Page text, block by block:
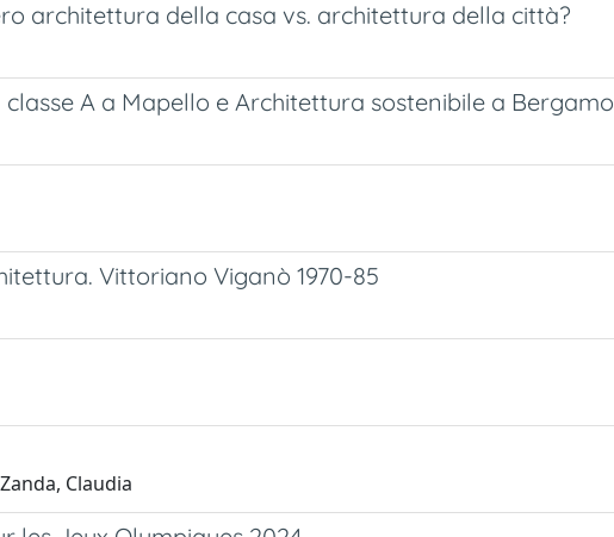
architettura della casa vs. architettura della città?
A a Mapello e Architettura sostenibile a Bergamo
Vittoriano Viganò 1970-85
Claudia